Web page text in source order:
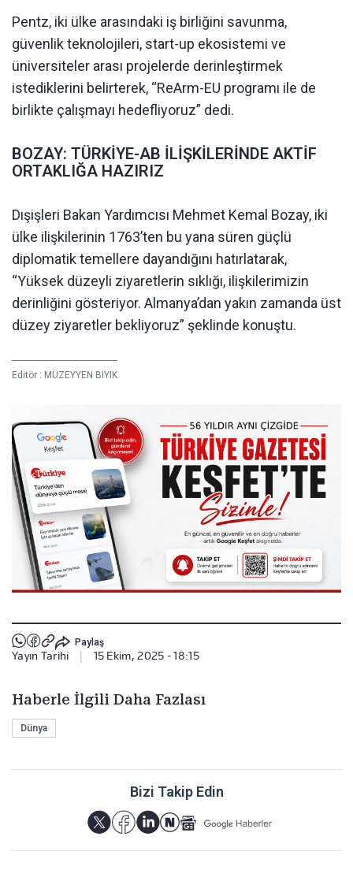
Pentz, iki ülke arasındaki iş birliğini savunma,
güvenlik teknolojileri, start-up ekosistemi ve
üniversiteler arası projelerde derinleştirmek
istediklerini belirterek, “ReArm-EU programı ile de
birlikte çalışmayı hedefliyoruz” dedi.
BOZAY: TÜRKİYE-AB İLİŞKİLERİNDE AKTİF
ORTAKLIĞA HAZIRIZ
Dışişleri Bakan Yardımcısı Mehmet Kemal Bozay, iki
ülke ilişkilerinin 1763’ten bu yana süren güçlü
diplomatik temellere dayandığını hatırlatarak,
“Yüksek düzeyli ziyaretlerin sıklığı, ilişkilerimizin
derinliğini gösteriyor. Almanya’dan yakın zamanda üst
düzey ziyaretler bekliyoruz” şeklinde konuştu.
Editör : MÜZEYYEN BIYIK
Paylaş
Yayın Tarihi 15 Ekim, 2025 - 18:15
Haberle İlgili Daha Fazlası
Dünya
Bizi Takip Edin